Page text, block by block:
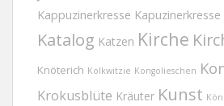
Kappuzinerkresse Kapuzinerkresse
Katalog Katzen Kirche
Knöterich Kolkwitzie Kongolieschen
Krokusblüte Kräuter Kunst